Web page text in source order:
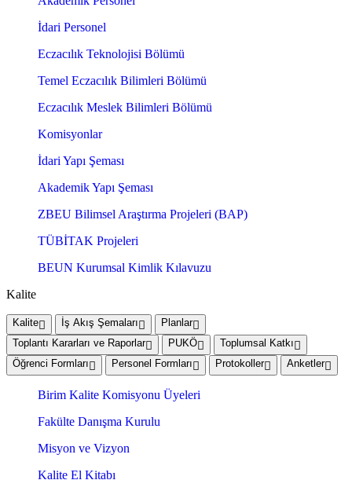
İdari Personel
Eczacılık Teknolojisi Bölümü
Temel Eczacılık Bilimleri Bölümü
Eczacılık Meslek Bilimleri Bölümü
Komisyonlar
İdari Yapı Şeması
Akademik Yapı Şeması
ZBEU Bilimsel Araştırma Projeleri (BAP)
TÜBİTAK Projeleri
BEUN Kurumsal Kimlik Kılavuzu
Kalite
Kalite İş Akış Şemaları
Planlar
Toplantı Kararları ve Raporlar
PUKÖ
Toplumsal Katkı
Öğrenci Formları
Personel Formları Protokoller Anketler
Birim Kalite Komisyonu Üyeleri
Fakülte Danışma Kurulu
Misyon ve Vizyon
Kalite El Kitabı